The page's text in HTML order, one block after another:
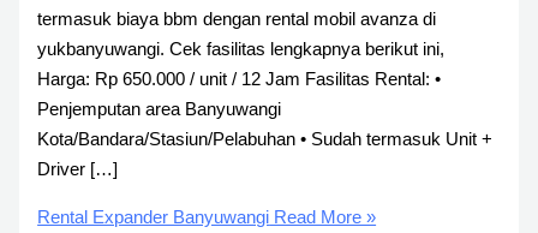
termasuk biaya bbm dengan rental mobil avanza di
yukbanyuwangi. Cek fasilitas lengkapnya berikut ini,
Harga: Rp 650.000 / unit / 12 Jam Fasilitas Rental: •
Penjemputan area Banyuwangi
Kota/Bandara/Stasiun/Pelabuhan • Sudah termasuk Unit +
Driver […]
Rental Expander Banyuwangi Read More »